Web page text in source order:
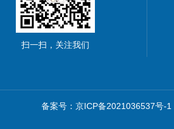
扫一扫，关注我们
备案号：京ICP备2021036537号-1